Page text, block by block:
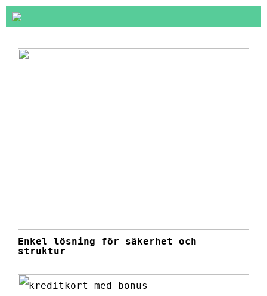
Enkel lösning för säkerhet och
struktur